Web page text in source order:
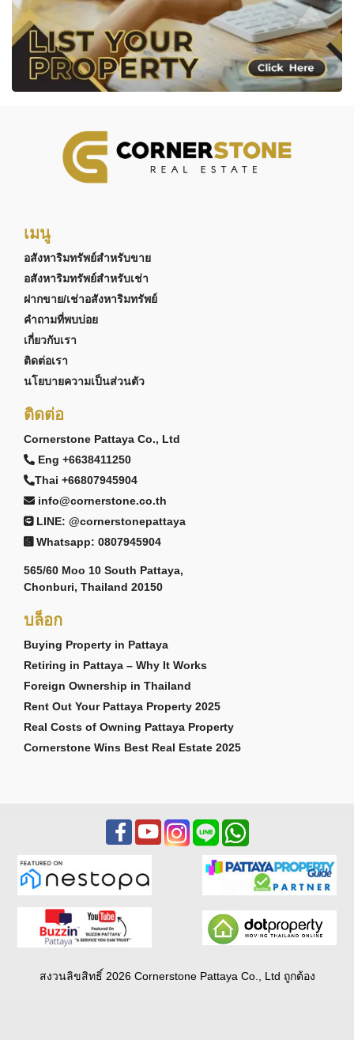
เมนู
อสังหาริมทรัพย์สำหรับขาย
อสังหาริมทรัพย์สำหรับเช่า
ฝากขาย/เช่าอสังหาริมทรัพย์
คำถามที่พบบ่อย
เกี่ยวกับเรา
ติดต่อเรา
นโยบายความเป็นส่วนตัว
ติดต่อ
Cornerstone Pattaya Co., Ltd
Eng +6638411250
Thai +66807945904
info@cornerstone.co.th
LINE: @cornerstonepattaya
Whatsapp: 0807945904
565/60 Moo 10 South Pattaya,
Chonburi, Thailand 20150
บล็อก
Buying Property in Pattaya
Retiring in Pattaya – Why It Works
Foreign Ownership in Thailand
Rent Out Your Pattaya Property 2025
Real Costs of Owning Pattaya Property
Cornerstone Wins Best Real Estate 2025
สงวนลิขสิทธิ์ 2026 Cornerstone Pattaya Co., Ltd ถูกต้อง